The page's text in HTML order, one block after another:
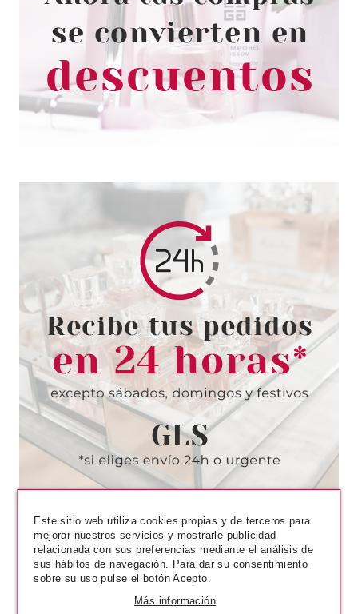
CLARINS GEL ESPUMOSO
PARA EL AFEITADO 150 ML
Pvr 24.50€
-29%
desde
17.32€
CLARINS
CLARINS MEN GEL SUPER
HIDRATANTE 50 ML
Pvr 42.00€
-18%
desde
34.50€
Este sitio web utiliza cookies propias y de terceros para
mejorar nuestros servicios y mostrarle publicidad
relacionada con sus preferencias mediante el análisis de
sus hábitos de navegación. Para dar su consentimiento
sobre su uso pulse el botón Acepto.
Más información